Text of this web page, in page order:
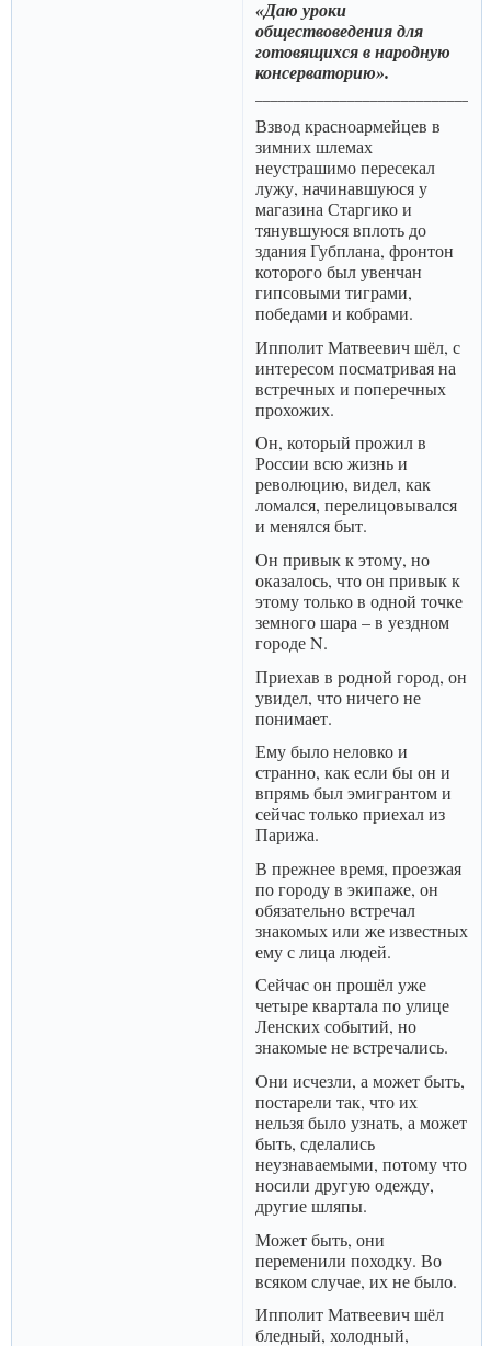
«Даю уроки
обществоведения для
готовящихся в народную
консерваторию».
Взвод красноармейцев в
зимних шлемах
неустрашимо пересекал
лужу, начинавшуюся у
магазина Старгико и
тянувшуюся вплоть до
здания Губплана, фронтон
которого был увенчан
гипсовыми тиграми,
победами и кобрами.
Ипполит Матвеевич шёл, с
интересом посматривая на
встречных и поперечных
прохожих.
Он, который прожил в
России всю жизнь и
революцию, видел, как
ломался, перелицовывался
и менялся быт.
Он привык к этому, но
оказалось, что он привык к
этому только в одной точке
земного шара – в уездном
городе N.
Приехав в родной город, он
увидел, что ничего не
понимает.
Ему было неловко и
странно, как если бы он и
впрямь был эмигрантом и
сейчас только приехал из
Парижа.
В прежнее время, проезжая
по городу в экипаже, он
обязательно встречал
знакомых или же известных
ему с лица людей.
Сейчас он прошёл уже
четыре квартала по улице
Ленских событий, но
знакомые не встречались.
Они исчезли, а может быть,
постарели так, что их
нельзя было узнать, а может
быть, сделались
неузнаваемыми, потому что
носили другую одежду,
другие шляпы.
Может быть, они
переменили походку. Во
всяком случае, их не было.
Ипполит Матвеевич шёл
бледный, холодный,